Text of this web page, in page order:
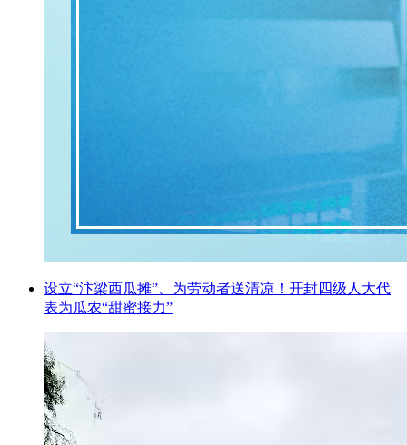
设立“汴梁西瓜摊”、为劳动者送清凉！开封四级人大代
表为瓜农“甜蜜接力”